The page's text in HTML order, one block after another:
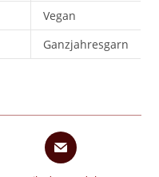
Vegan
Ganzjahresgarn